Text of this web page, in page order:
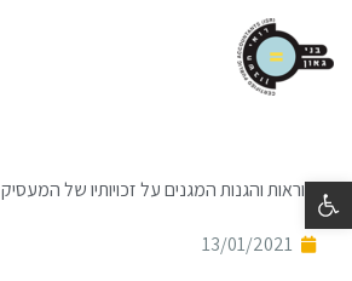
פתח סרגל נגישותהוראות והגנות המגנים על זכויותיו של המעסיק
13/01/2021